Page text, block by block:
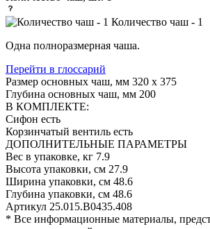
Количество чаш - 1
Одна полноразмерная чаша.
Перейти в глоссарий
Размер основных чаш, мм 320 x 375
Глубина основных чаш, мм 200
В КОМПЛЕКТЕ:
Сифон есть
Корзинчатый вентиль есть
ДОПОЛНИТЕЛЬНЫЕ ПАРАМЕТРЫ
Вес в упаковке, кг 7.9
Высота упаковки, см 27.9
Ширина упаковки, см 48.6
Глубина упаковки, см 48.6
Артикул 25.015.B0435.408
* Все информационные материалы,